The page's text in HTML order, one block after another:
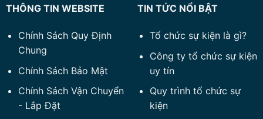
THÔNG TIN WEBSITE
Chính Sách Quy Định
Chung
Chính Sách Bảo Mật
Chính Sách Vận Chuyển
- Lắp Đặt
TIN TỨC NỔI BẬT
Tổ chức sự kiện là gì?
Công ty tổ chức sự kiện
uy tín
Quy trình tổ chức sự
kiện